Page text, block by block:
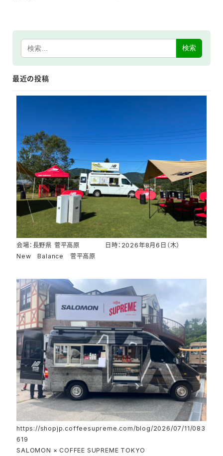
検索
最近の投稿
New Balance 菅平高原
会場：長野県 菅平高原 日時：2026年8月6日（木）
SALOMON × COFFEE SUPREME TOKYO
https://shopjp.coffeesupreme.com/blog/2026/07/11/083
619